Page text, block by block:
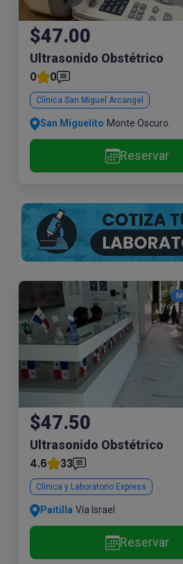
$47.00
Ultrasonido Obstétrico
0
0
Clínica San Miguel Arcangel
San Miguelito Monte Oscuro.
Reservar
$47.50
Ultrasonido Obstétrico
4.6
33
Clínica y Laboratorio Express
Paitilla Vía Israel
Reservar